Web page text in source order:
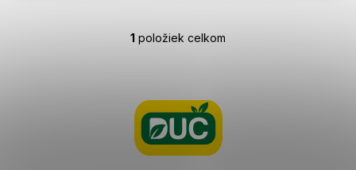
O
d
a
c
i
1 položiek celkom